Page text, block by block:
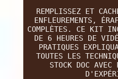
REMPLISSEZ ET
ENFLEUREMENTS,
COMPLÈTES. CE KIT
DE 6 HEURES DE
PRATIQUES
TOUTES LES
STOCK DOC